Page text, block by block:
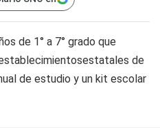
de 1° a 7° grado que
de
de estudio y un kit escolar